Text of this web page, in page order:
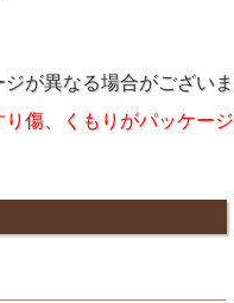
が異なる場合がございま
傷、くもりがパッケージ